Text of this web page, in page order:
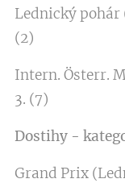
Lednický pohár
(2)
Intern. Österr.
3. (7)
Dostihy -
Grand Prix